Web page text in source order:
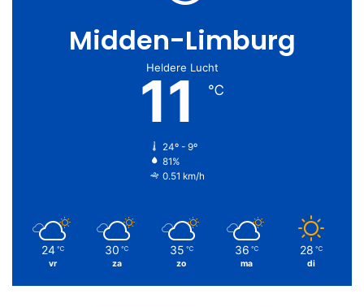
Midden-Limburg
Heldere Lucht
11 ℃
24º - 9º
81%
0.51 km/h
24 ℃
vr
30 ℃
za
35 ℃
zo
36 ℃
ma
28 ℃
di